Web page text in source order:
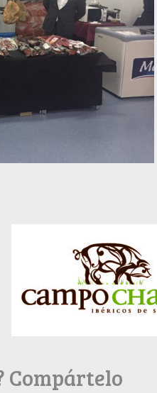
Compártelo